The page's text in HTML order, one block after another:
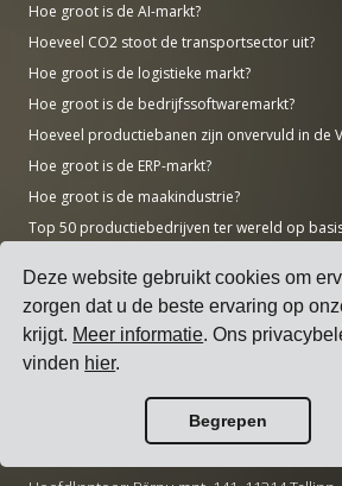
Deze website gebruikt cookies om
zorgen dat u de beste ervaring op
krijgt. Meer informatie. Ons
vinden hier.
Begrepen
Hoe groot is de AI-markt?
Hoeveel CO2 stoot de transportsector uit?
Hoe groot is de logistieke markt?
Hoe groot is de bedrijfssoftwaremarkt?
Hoeveel productiebanen zijn onvervuld in de
Hoe groot is de ERP-markt?
Hoe groot is de maakindustrie?
Top 50 productiebedrijven ter wereld op
Aantal datacenters per land (november 2025)
© 2026 Cargoson.com
Geregistreerd als Cargoson OÜ in Estland.
Reg Nr: 14545832. BTW: EE102137680.